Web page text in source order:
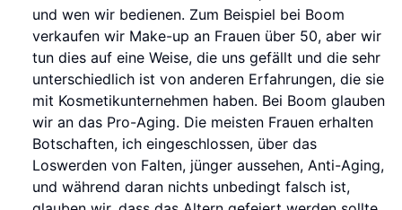
und wen wir bedienen. Zum Beispiel bei Boom
verkaufen wir Make-up an Frauen über 50, aber wir
tun dies auf eine Weise, die uns gefällt und die sehr
unterschiedlich ist von anderen Erfahrungen, die sie
mit Kosmetikunternehmen haben. Bei Boom glauben
wir an das Pro-Aging. Die meisten Frauen erhalten
Botschaften, ich eingeschlossen, über das
Loswerden von Falten, jünger aussehen, Anti-Aging,
und während daran nichts unbedingt falsch ist,